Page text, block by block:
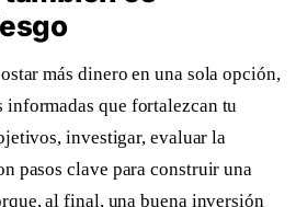
más dinero en una sola opción,
informadas que fortalezcan tu
investigar, evaluar la
pasos clave para construir una
al final, una buena inversión